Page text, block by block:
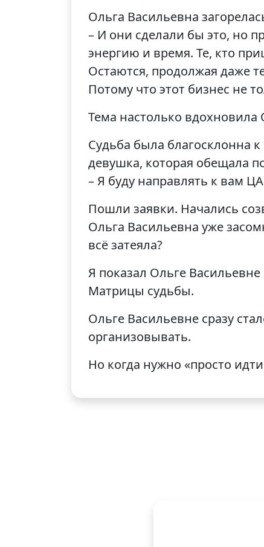
Ольга Васильевна
– И они сделали бы это, но
энергию и время. Те, кто
Остаются, продолжая даже
Потому что этот бизнес не
Тема настолько вдохновила
Судьба была благосклонна
девушка, которая обещала
– Я буду направлять к вам
Пошли заявки. Начались
Ольга Васильевна уже
всё затеяла?
Я показал Ольге
Матрицы судьбы.
Ольге Васильевне сразу
организовывать.
Но когда нужно «просто